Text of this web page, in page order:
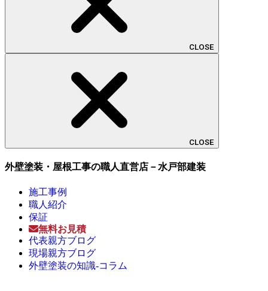
CLOSE
CLOSE
外壁塗装・屋根工事の職人直営店－水戸部建装
施工事例
職人紹介
保証
無料お見積
代表親方ブログ
現場親方ブログ
外壁塗装の知識-コラム